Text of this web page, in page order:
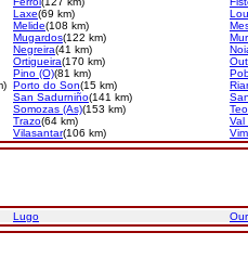
Laxe(69 km)
Melide(108 km)
Mugardos(122 km)
Negreira(41 km)
Ortigueira(170 km)
Pino (O)(81 km)
Porto do Son(15 km)
San Sadurniño(141 km)
Somozas (As)(153 km)
Teo
Trazo(64 km)
Val
Vilasantar(106 km)
Lugo